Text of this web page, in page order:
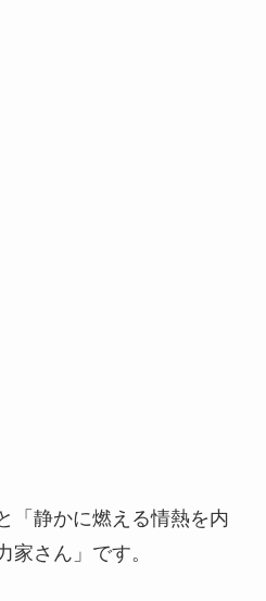
「静かに燃える情熱を内
家さん」です。